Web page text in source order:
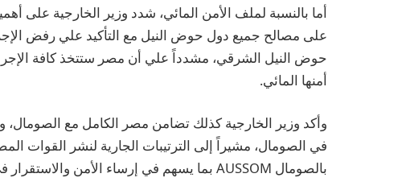
أما بالنسبة لملف الأمن المائي، شدد وزير الخارجية على
على مصالح جميع دول حوض النيل مع التأكيد علي رفض
حوض النيل الشرقي، مشدداً علي أن مصر ستتخذ كافة
أمنها المائي.
وأكد وزير الخارجية كذلك تضامن مصر الكامل مع الصومال،
في الصومال، مشيراً إلى الترتيبات الجارية لنشر القوات
بالصومال AUSSOM بما يسهم في إرساء الأمن والاستقرار في الصومال.